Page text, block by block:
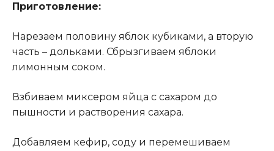
Приготовление:
Нарезаем половину яблок кубиками, а вторую
часть – дольками. Сбрызгиваем яблоки
лимонным соком.
Взбиваем миксером яйца с сахаром до
пышности и растворения сахара.
Добавляем кефир, соду и перемешиваем